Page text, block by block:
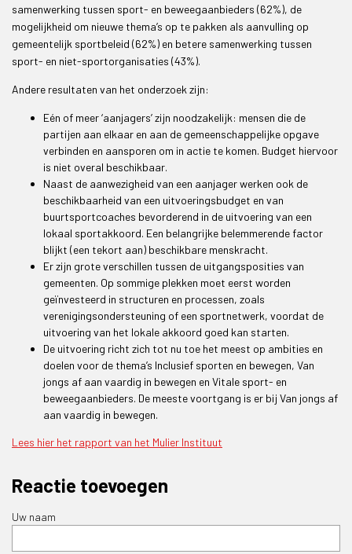
samenwerking tussen sport- en beweegaanbieders (62%), de
mogelijkheid om nieuwe thema’s op te pakken als aanvulling op
gemeentelijk sportbeleid (62%) en betere samenwerking tussen
sport- en niet-sportorganisaties (43%).
Andere resultaten van het onderzoek zijn:
Eén of meer ‘aanjagers’ zijn noodzakelijk: mensen die de
partijen aan elkaar en aan de gemeenschappelijke opgave
verbinden en aansporen om in actie te komen. Budget hiervoor
is niet overal beschikbaar.
Naast de aanwezigheid van een aanjager werken ook de
beschikbaarheid van een uitvoeringsbudget en van
buurtsportcoaches bevorderend in de uitvoering van een
lokaal sportakkoord. Een belangrijke belemmerende factor
blijkt (een tekort aan) beschikbare menskracht.
Er zijn grote verschillen tussen de uitgangsposities van
gemeenten. Op sommige plekken moet eerst worden
geïnvesteerd in structuren en processen, zoals
verenigingsondersteuning of een sportnetwerk, voordat de
uitvoering van het lokale akkoord goed kan starten.
De uitvoering richt zich tot nu toe het meest op ambities en
doelen voor de thema’s Inclusief sporten en bewegen, Van
jongs af aan vaardig in bewegen en Vitale sport- en
beweegaanbieders. De meeste voortgang is er bij Van jongs af
aan vaardig in bewegen.
Lees hier het rapport van het Mulier Instituut
Reactie toevoegen
Uw naam